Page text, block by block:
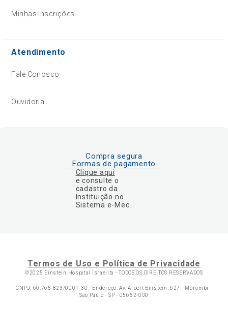
Minhas Inscrições
Atendimento
Fale Conosco
Ouvidoria
Compra segura
Formas de pagamento
Clique aqui
e consulte o
cadastro da
Instituição no
Sistema e-Mec
Termos de Uso e Política de Privacidade
©2025 Einstein Hospital Israelita -TODOS OS DIREITOS RESERVADOS
CNPJ: 60.765.823/0001-30 - Endereço: Av. Albert Einstein, 627 - Morumbi -
São Paulo - SP - 05652-000